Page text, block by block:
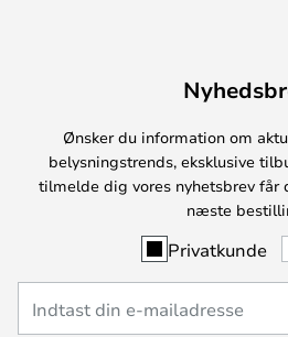
Ønsker du information om
belysningstrends, eksklusive
tilmelde dig vores nyhetsbrev får
næste
Privatkunde